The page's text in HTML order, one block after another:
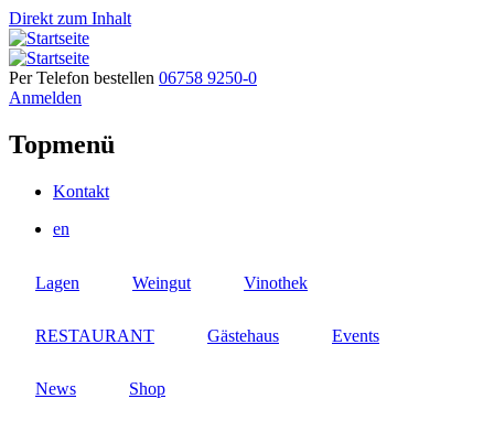
Direkt zum Inhalt
Per Telefon bestellen 06758 9250-0
Anmelden
Topmenü
Kontakt
en
Lagen Weingut Vinothek
RESTAURANT Gästehaus Events
News Shop